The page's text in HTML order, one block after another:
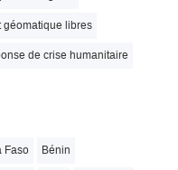
géomatique libres
de crise humanitaire
Faso Bénin